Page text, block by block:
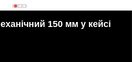
150 мм у кейсі